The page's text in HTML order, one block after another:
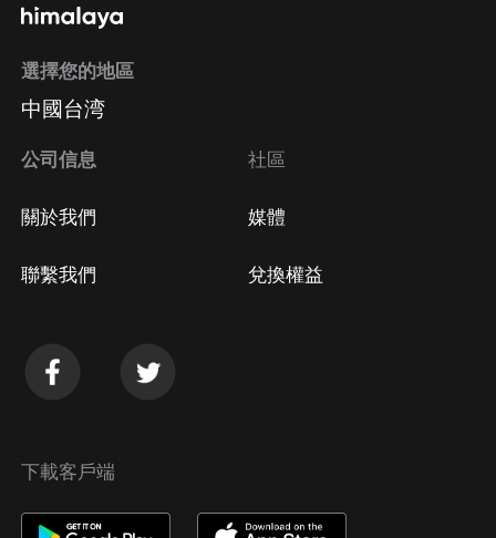
方法 Google Play取消訂閱方法
選擇您的地區
中國台湾
公司信息
關於我們
聯繫我們
社區
媒體
兌換權益
下載客戶端